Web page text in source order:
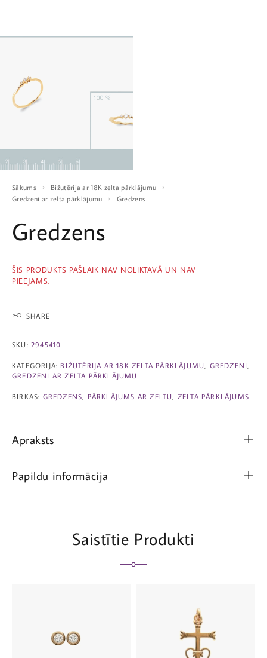
Sākums
Bižutērija ar 18K zelta pārklājumu
Gredzeni ar zelta pārklājumu
Gredzens
Gredzens
ŠIS PRODUKTS PAŠLAIK NAV NOLIKTAVĀ UN NAV
PIEEJAMS.
SHARE
SKU: 2945410
KATEGORIJA: BIŽUTĒRIJA AR 18K ZELTA PĀRKLĀJUMU GREDZENI
GREDZENI AR ZELTA PĀRKLĀJUMU
BIRKAS: GREDZENS PĀRKLĀJUMS AR ZELTU ZELTA PĀRKLĀJUMS
Apraksts
Papildu informācija
Saistītie Produkti